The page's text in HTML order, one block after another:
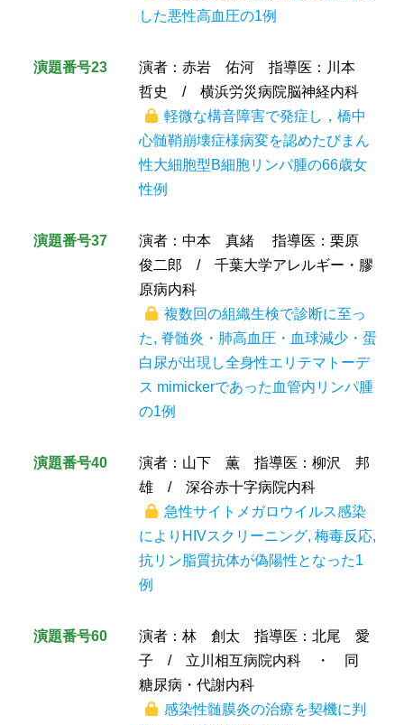
した悪性高血圧の1例
演題番号23
演者：赤岩 佑河 指導医：川本
哲史 / 横浜労災病院脳神経内科
軽微な構音障害で発症し，橋中
心髄鞘崩壊症様病変を認めたびまん
性大細胞型B細胞リンパ腫の66歳女
性例
演題番号37
演者：中本 真緒 指導医：栗原
俊二郎 / 千葉大学アレルギー・膠
原病内科
複数回の組織生検で診断に至っ
た, 脊髄炎・肺高血圧・血球減少・蛋
白尿が出現し全身性エリテマトーデ
ス mimickerであった血管内リンパ腫
の1例
演題番号40
演者：山下 薫 指導医：柳沢 邦
雄 / 深谷赤十字病院内科
急性サイトメガロウイルス感染
によりHIVスクリーニング, 梅毒反応,
抗リン脂質抗体が偽陽性となった1
例
演題番号60
演者：林 創太 指導医：北尾 愛
子 / 立川相互病院内科 ・ 同
糖尿病・代謝内科
感染性髄膜炎の治療を契機に判